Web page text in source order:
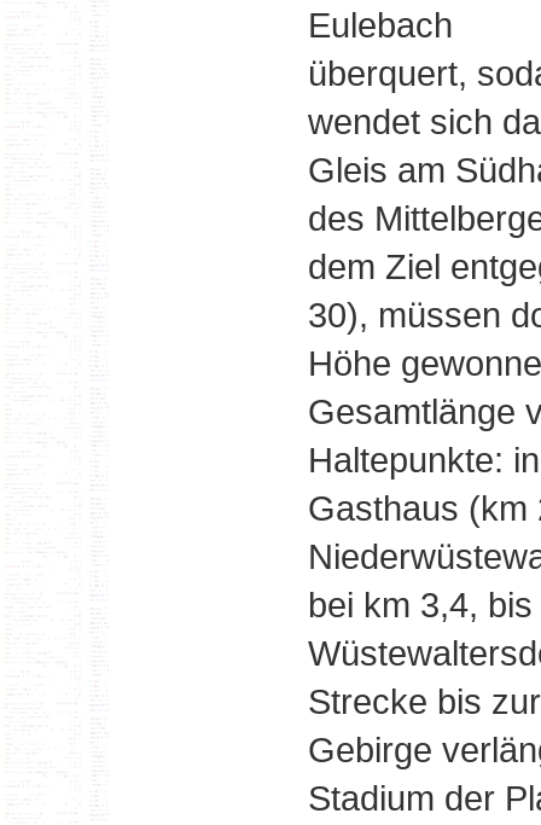
Eulebach
überquert,
wendet sich
Gleis am
des
dem Ziel
30), müssen
Höhe
Gesamtlänge
Haltepunkte:
Gasthaus (km
bei km 3,4,
Strecke bis
Gebirge
Stadium der